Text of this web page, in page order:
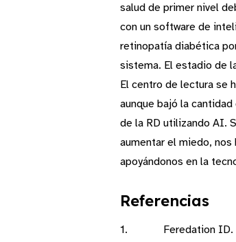
salud de primer nivel
con un software de
retinopatía diabética
sistema. El estadio de
El centro de lectura se
aunque bajó la
de la RD utilizando AI.
aumentar el miedo,
apoyándonos en la
Referencias
1. Feredation ID. IDF